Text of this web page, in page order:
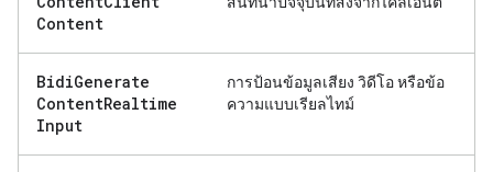
Content
BidiGenerate
ContentRealtime
Input
การป้อนข้อมูลเสียง วิดีโอ หรือข้อ
ความแบบเรียลไทม์